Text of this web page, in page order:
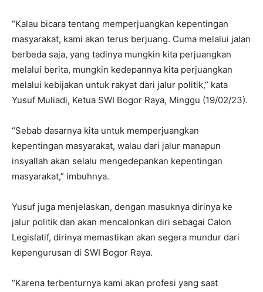
“Kalau bicara tentang memperjuangkan kepentingan
masyarakat, kami akan terus berjuang. Cuma melalui jalan
berbeda saja, yang tadinya mungkin kita perjuangkan
melalui berita, mungkin kedepannya kita perjuangkan
melalui kebijakan untuk rakyat dari jalur politik,” kata
Yusuf Muliadi, Ketua SWI Bogor Raya, Minggu (19/02/23).
“Sebab dasarnya kita untuk memperjuangkan
kepentingan masyarakat, walau dari jalur manapun
insyallah akan selalu mengedepankan kepentingan
masyarakat,” imbuhnya.
Yusuf juga menjelaskan, dengan masuknya dirinya ke
jalur politik dan akan mencalonkan diri sebagai Calon
Legislatif, dirinya memastikan akan segera mundur dari
kepengurusan di SWI Bogor Raya.
“Karena terbenturnya kami akan profesi yang saat